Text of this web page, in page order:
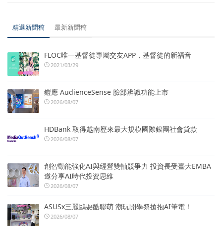
精選新聞稿 最新新聞稿
FLOC唯一基督徒專屬交友APP，基督徒的新福音
2021/03/29
鎧應 AudienceSense 臉部辨識功能上市
2026/08/07
HDBank 取得越南歷來最大規模國際銀團社會貸款
2026/08/07
創智動能強化AI與經營雙軸競爭力 投資長受臺大EMBA
邀分享AI時代投資思維
2026/08/07
ASUSx三麗鷗耍酷聯萌 潮玩開學祭搶抱AI筆電！
2026/08/07